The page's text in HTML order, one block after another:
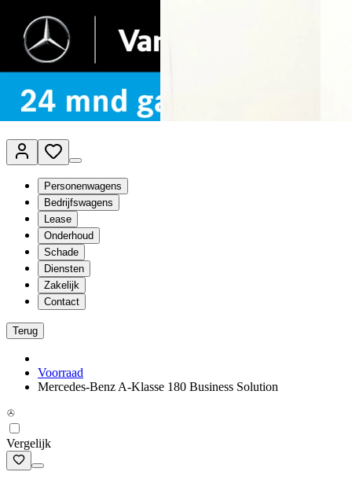
Van Mossel Automotive Group
Vestigingen
Werkplaatsplanner
Vacatures
Klantenservice
nl- Nederlands
Personenwagens
Bedrijfswagens
Lease
Onderhoud
Schade
Diensten
Zakelijk
Contact
Terug
Voorraad
Mercedes-Benz A-Klasse 180 Business Solution
Vergelijk